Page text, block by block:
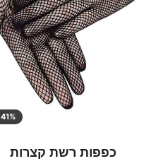
41% הנחה
כפפות רשת קצרות